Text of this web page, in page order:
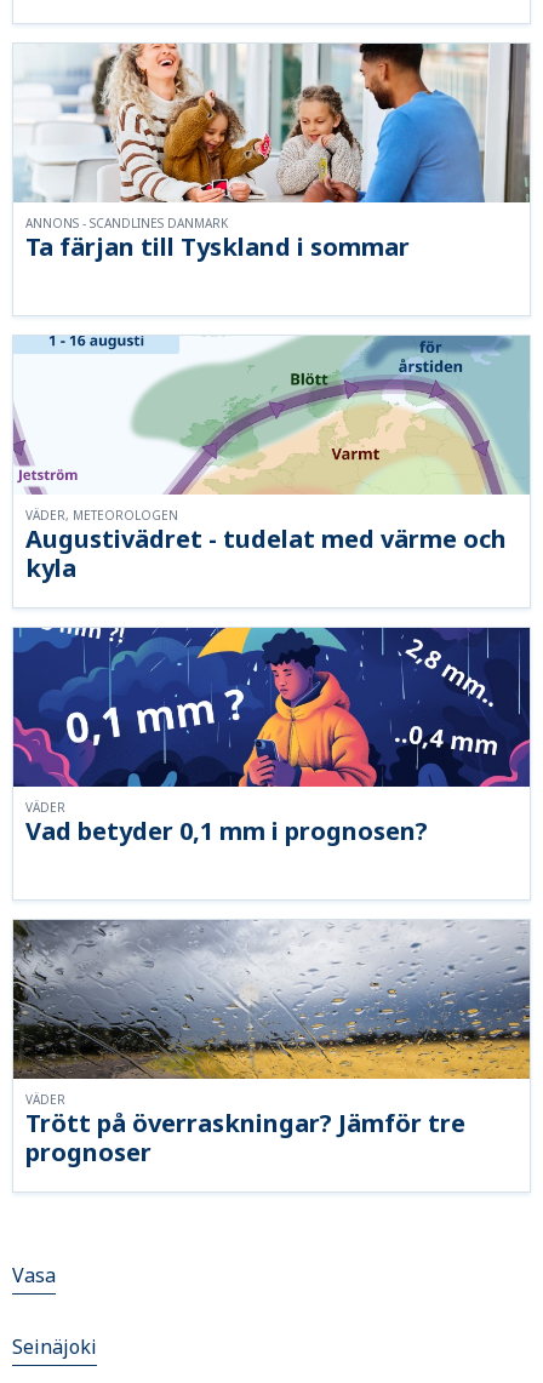
Ta färjan till Tyskland i sommar
ANNONS - SCANDLINES DANMARK
Augustivädret - tudelat med värme och
kyla
VÄDER, METEOROLOGEN
Vad betyder 0,1 mm i prognosen?
VÄDER
Trött på överraskningar? Jämför tre
prognoser
VÄDER
Vasa
Seinäjoki